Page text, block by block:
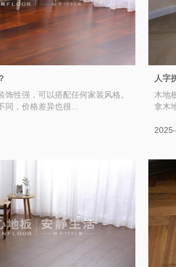
饰性强，可以搭配任何家装风格。
，价格差异也很...
人字
木地
拿木